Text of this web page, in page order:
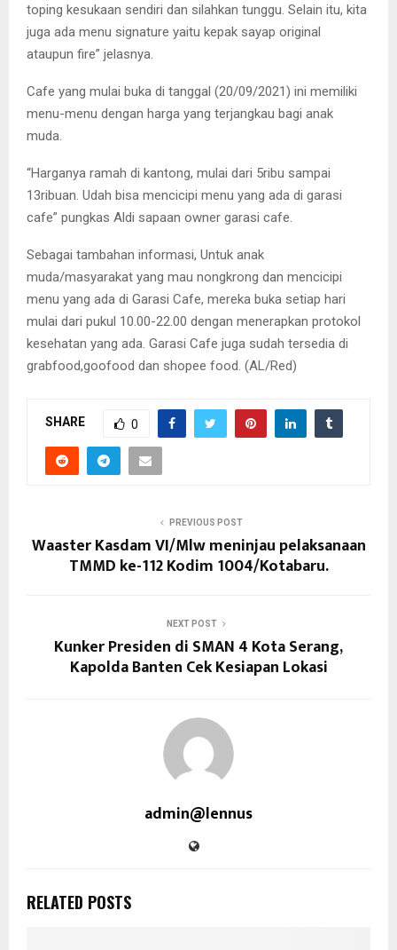
toping kesukaan sendiri dan silahkan tunggu. Selain itu, kita
juga ada menu signature yaitu kepak sayap original
ataupun fire” jelasnya.
Cafe yang mulai buka di tanggal (20/09/2021) ini memiliki
menu-menu dengan harga yang terjangkau bagi anak
muda.
“Harganya ramah di kantong, mulai dari 5ribu sampai
13ribuan. Udah bisa mencicipi menu yang ada di garasi
cafe” pungkas Aldi sapaan owner garasi cafe.
Sebagai tambahan informasi, Untuk anak
muda/masyarakat yang mau nongkrong dan mencicipi
menu yang ada di Garasi Cafe, mereka buka setiap hari
mulai dari pukul 10.00-22.00 dengan menerapkan protokol
kesehatan yang ada. Garasi Cafe juga sudah tersedia di
grabfood,goofood dan shopee food. (AL/Red)
SHARE 0
PREVIOUS POST
Waaster Kasdam VI/Mlw meninjau pelaksanaan
TMMD ke-112 Kodim 1004/Kotabaru.
NEXT POST
Kunker Presiden di SMAN 4 Kota Serang,
Kapolda Banten Cek Kesiapan Lokasi
admin@lennus
RELATED POSTS